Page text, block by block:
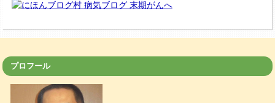
プロフール